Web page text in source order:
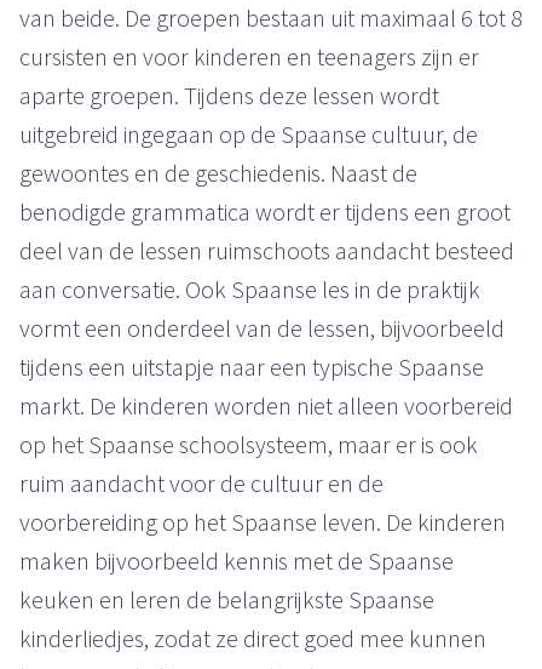
van beide. De groepen bestaan uit maximaal 6 tot 8
cursisten en voor kinderen en teenagers zijn er
aparte groepen. Tijdens deze lessen wordt
uitgebreid ingegaan op de Spaanse cultuur, de
gewoontes en de geschiedenis. Naast de
benodigde grammatica wordt er tijdens een groot
deel van de lessen ruimschoots aandacht besteed
aan conversatie. Ook Spaanse les in de praktijk
vormt een onderdeel van de lessen, bijvoorbeeld
tijdens een uitstapje naar een typische Spaanse
markt. De kinderen worden niet alleen voorbereid
op het Spaanse schoolsysteem, maar er is ook
ruim aandacht voor de cultuur en de
voorbereiding op het Spaanse leven. De kinderen
maken bijvoorbeeld kennis met de Spaanse
keuken en leren de belangrijkste Spaanse
kinderliedjes, zodat ze direct goed mee kunnen